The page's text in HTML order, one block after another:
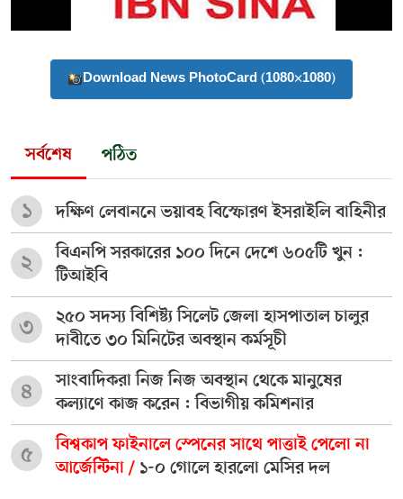
Download News PhotoCard (1080×1080)
সর্বশেষ পঠিত
১ দক্ষিণ লেবাননে ভয়াবহ বিস্ফোরণ ইসরাইলি বাহিনীর
২
বিএনপি সরকারের ১০০ দিনে দেশে ৬০৫টি খুন :
টিআইবি
৩
২৫০ সদস্য বিশিষ্ট্য সিলেট জেলা হাসপাতাল চালুর
দাবীতে ৩০ মিনিটের অবস্থান কর্মসূচী
৪
সাংবাদিকরা নিজ নিজ অবস্থান থেকে মানুষের
কল্যাণে কাজ করেন : বিভাগীয় কমিশনার
৫
বিশ্বকাপ ফাইনালে স্পেনের সাথে পাত্তাই পেলো না
আর্জেন্টিনা / ১-০ গোলে হারলো মেসির দল